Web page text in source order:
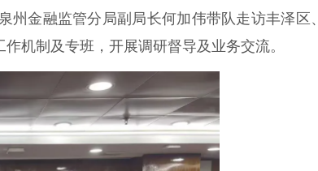
金融监管分局副局长何加伟带队走访丰泽区、
机制及专班，开展调研督导及业务交流。